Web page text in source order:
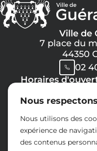
Nous
Nous utilisons des
expérience de
des contenus
Ville de
7 place du
44350
02
Horaires
Lundi,
08h30
13h30
8h30
14h30